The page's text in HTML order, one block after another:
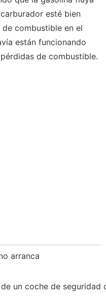
esté bien
combustible en el
están funcionando
de combustible.
arranca
un coche de